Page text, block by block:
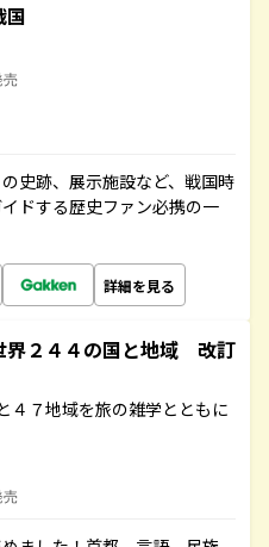
売
史跡、展示施設など、戦国時
ドする歴史ファン必携の一
詳細を見る
２４４の国と地域 改訂
４７地域を旅の雑学とともに
売